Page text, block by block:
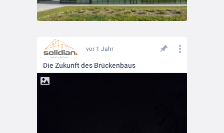
vor 1 Jahr
Die Zukunft des Brückenbaus